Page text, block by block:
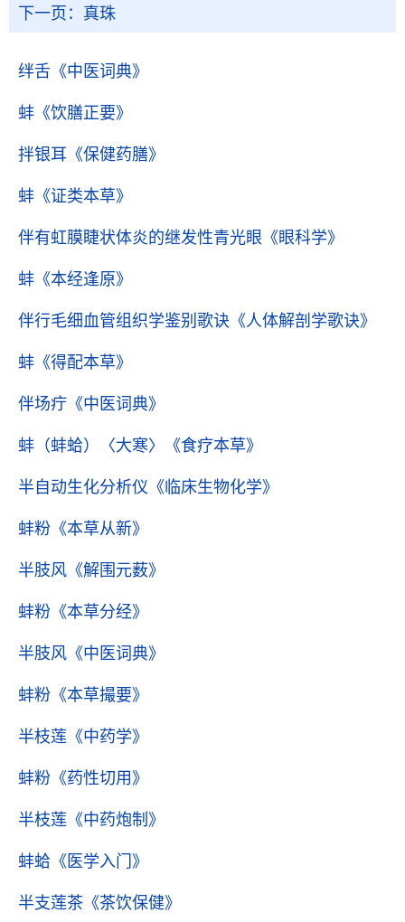
下一页： 真珠
绊舌 《中医词典》
蚌 《饮膳正要》
拌银耳 《保健药膳》
蚌 《证类本草》
伴有虹膜睫状体炎的继发性青光眼 《眼科学》
蚌 《本经逢原》
伴行毛细血管组织学鉴别歌诀 《人体解剖学歌诀》
蚌 《得配本草》
伴场疔 《中医词典》
蚌（蚌蛤）〈大寒〉 《食疗本草》
半自动生化分析仪 《临床生物化学》
蚌粉 《本草从新》
半肢风 《解围元薮》
蚌粉 《本草分经》
半肢风 《中医词典》
蚌粉 《本草撮要》
半枝莲 《中药学》
蚌粉 《药性切用》
半枝莲 《中药炮制》
蚌蛤 《医学入门》
半支莲茶 《茶饮保健》